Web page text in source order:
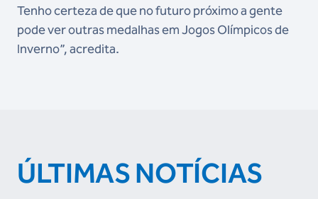
Tenho certeza de que no futuro próximo a gente
pode ver outras medalhas em Jogos Olímpicos de
Inverno”, acredita.
ÚLTIMAS NOTÍCIAS